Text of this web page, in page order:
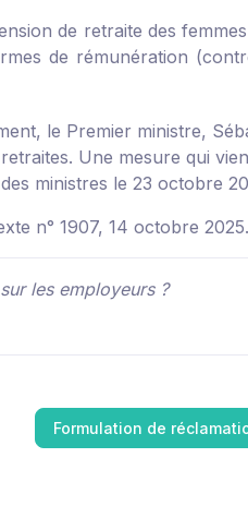
de retraite des
de rémunération
le Premier ministre,
Une mesure qui
ministres le 23 octobre
n° 1907, 14 octobre 2025.
les employeurs ?
Formulation de